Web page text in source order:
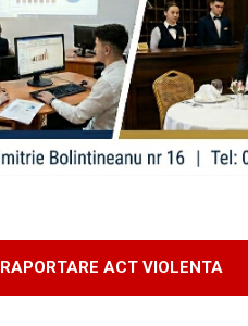
RAPORTARE ACT VIOLENTA